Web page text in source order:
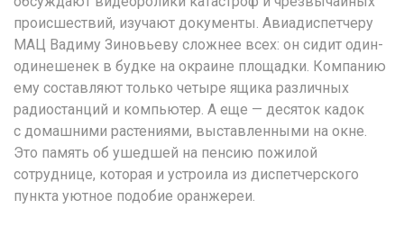
происшествий, изучают документы. Авиадиспетчеру
МАЦ Вадиму Зиновьеву сложнее всех: он сидит один-
одинешенек в будке на окраине площадки. Компанию
ему составляют только четыре ящика различных
радиостанций и компьютер. А еще — десяток кадок
с домашними растениями, выставленными на окне.
Это память об ушедшей на пенсию пожилой
сотруднице, которая и устроила из диспетчерского
пункта уютное подобие оранжереи.